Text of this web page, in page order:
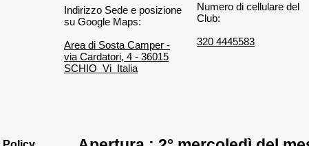
Indirizzo Sede e posizione
su Google Maps:
Area di Sosta Camper -
via Cardatori, 4 - 36015
SCHIO Vi Italia
Numero di cellulare del
Club:
320 4445583